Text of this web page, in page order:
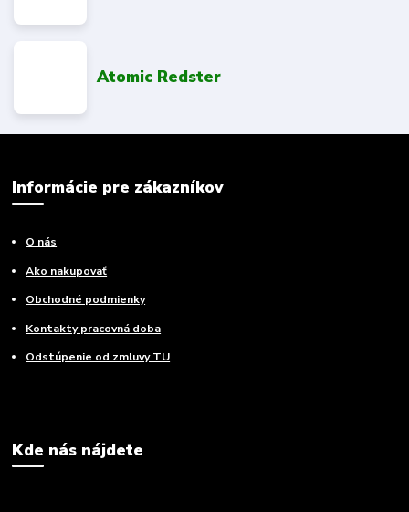
Atomic Redster
Informácie pre zákazníkov
O nás
Ako nakupovať
Obchodné podmienky
Kontakty pracovná doba
Odstúpenie od zmluvy TU
Kde nás nájdete